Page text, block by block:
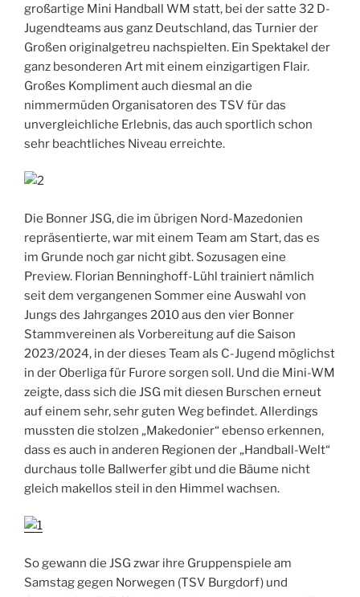
großartige Mini Handball WM statt, bei der satte 32 D-
Jugendteams aus ganz Deutschland, das Turnier der
Großen originalgetreu nachspielten. Ein Spektakel der
ganz besonderen Art mit einem einzigartigen Flair.
Großes Kompliment auch diesmal an die
nimmermüden Organisatoren des TSV für das
unvergleichliche Erlebnis, das auch sportlich schon
sehr beachtliches Niveau erreichte.
Die Bonner JSG, die im übrigen Nord-Mazedonien
repräsentierte, war mit einem Team am Start, das es
im Grunde noch gar nicht gibt. Sozusagen eine
Preview. Florian Benninghoff-Lühl trainiert nämlich
seit dem vergangenen Sommer eine Auswahl von
Jungs des Jahrganges 2010 aus den vier Bonner
Stammvereinen als Vorbereitung auf die Saison
2023/2024, in der dieses Team als C-Jugend möglichst
in der Oberliga für Furore sorgen soll. Und die Mini-WM
zeigte, dass sich die JSG mit diesen Burschen erneut
auf einem sehr, sehr guten Weg befindet. Allerdings
mussten die stolzen „Makedonier“ ebenso erkennen,
dass es auch in anderen Regionen der „Handball-Welt“
durchaus tolle Ballwerfer gibt und die Bäume nicht
gleich makellos steil in den Himmel wachsen.
So gewann die JSG zwar ihre Gruppenspiele am
Samstag gegen Norwegen (TSV Burgdorf) und